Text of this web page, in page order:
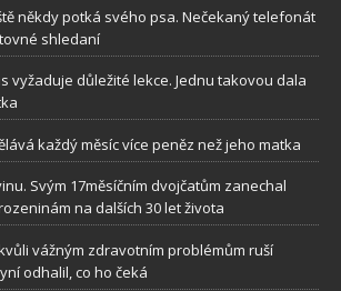
někdy potká svého psa. Nečekaný telefonát
shledaní
vyžaduje důležité lekce. Jednu takovou dala
každý měsíc více peněz než jeho matka
Svým 17měsíčním dvojčatům zanechal
na dalších 30 let života
vážným zdravotním problémům ruší
odhalil, co ho čeká